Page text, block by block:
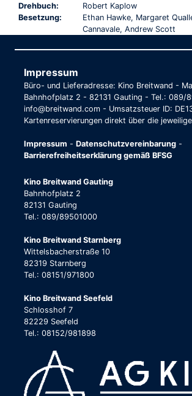
Drehbuch:
Robert Kaplow
Besetzung:
Ethan Hawke, Margaret
Cannavale, Andrew Scott
Impressum
Büro- und Lieferadresse: Kino Breitwand -
Bahnhofplatz 2 - 82131 Gauting - Tel.: 089/
info@breitwand.com - Umsatzsteuer ID:
Kartenreservierungen direkt über die
Impressum - Datenschutzvereinbarung -
Barrierefreiheitserklärung gemäß BFSG
Kino Breitwand Gauting
Bahnhofplatz 2
82131 Gauting
Tel.: 089/89501000
Kino Breitwand Starnberg
Wittelsbacherstraße 10
82319 Starnberg
Tel.: 08151/971800
Kino Breitwand Seefeld
Schlosshof 7
82229 Seefeld
Tel.: 08152/981898